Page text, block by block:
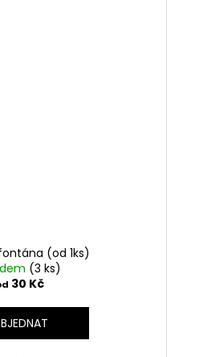
(od 1ks)
(3 ks)
30 Kč